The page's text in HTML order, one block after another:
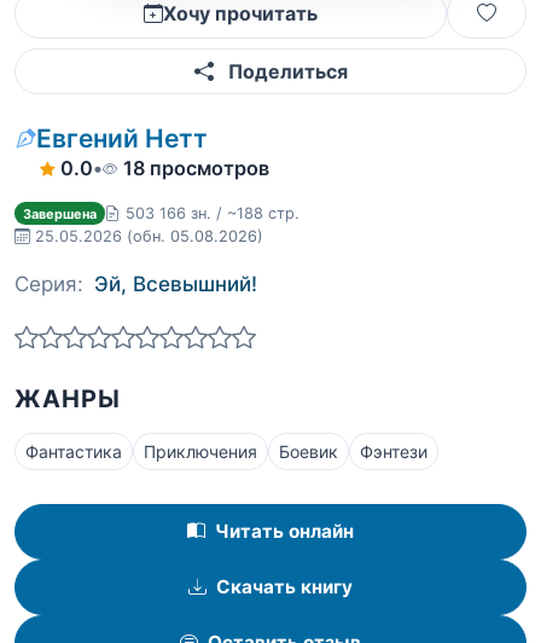
Хочу прочитать
Поделиться
Евгений Нетт
0.0• 18 просмотров
Завершена
503 166 зн. / ~188 стр.
25.05.2026 (обн. 05.08.2026)
Серия: Эй, Всевышний!
ЖАНРЫ
Фантастика Приключения Боевик Фэнтези
Читать онлайн
Скачать книгу